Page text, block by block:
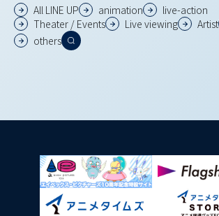
All LINE UP animation
live-action
Theater / Events
Live viewing Artist
others